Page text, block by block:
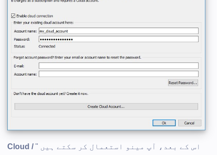
اس کے بعد، آپ مینو استعمال کر سکتے ہیں "Cloud /